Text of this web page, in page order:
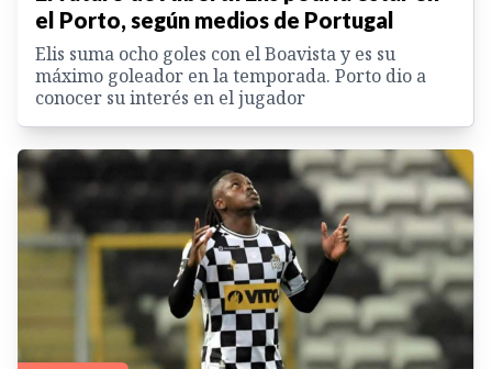
el Porto, según medios de Portugal
Elis suma ocho goles con el Boavista y es su
máximo goleador en la temporada. Porto dio a
conocer su interés en el jugador